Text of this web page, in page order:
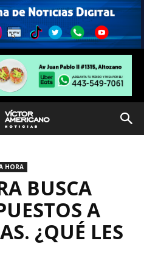
HORA
BUSCA
A
¿QUÉ LES